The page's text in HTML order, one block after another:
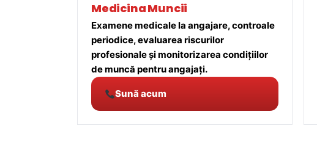
Medicina Muncii
Examene medicale la angajare, controale
periodice, evaluarea riscurilor
profesionale și monitorizarea condițiilor
de muncă pentru angajați.
Sună acum